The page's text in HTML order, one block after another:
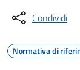
Condividi
Normativa di